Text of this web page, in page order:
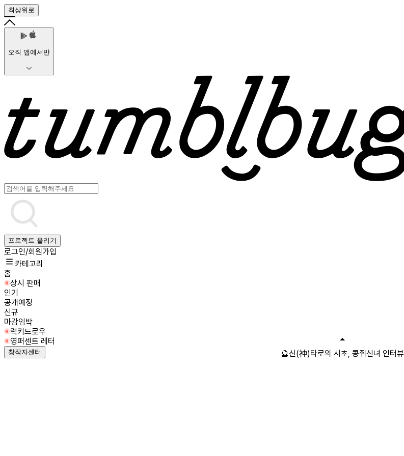
최상위로
오직 앱에서만
프로젝트 올리기
로그인/회원가입
카테고리
홈
상시 판매
인기
공개예정
신규
마감임박
럭키드로우
영퍼센트 레터
창작자센터 🔮신(神)타로의 시초, 콩쥐신녀 인터뷰